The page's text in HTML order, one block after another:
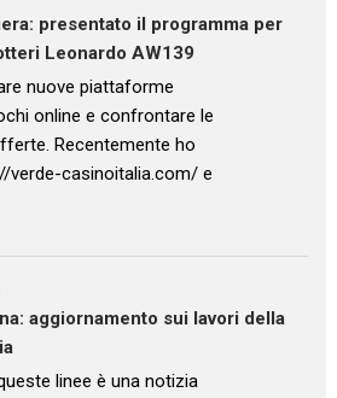
presentato il programma per
Leonardo AW139
nuove piattaforme
online e confrontare le
Recentemente ho
verde-casinoitalia.com/ e
aggiornamento sui lavori della
linee è una notizia